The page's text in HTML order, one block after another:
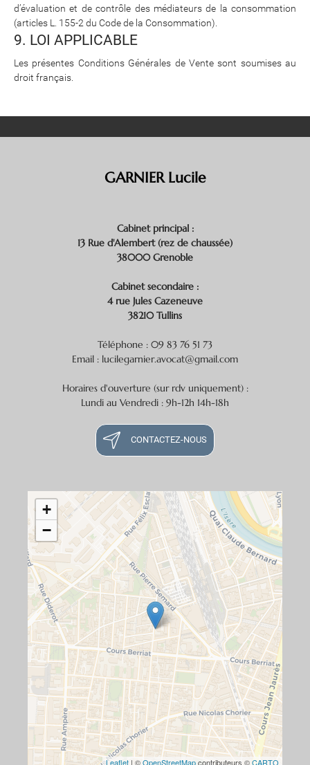
d’évaluation et de contrôle des médiateurs de la consommation
(articles L. 155-2 du Code de la Consommation).
9. LOI APPLICABLE
Les présentes Conditions Générales de Vente sont soumises au
droit français.
GARNIER Lucile
Cabinet principal :
13 Rue d'Alembert (rez de chaussée)
38000 Grenoble
Cabinet secondaire :
4 rue Jules Cazeneuve
38210 Tullins
Téléphone : 09 83 76 51 73
Email : lucilegarnier.avocat@gmail.com
Horaires d'ouverture (sur rdv uniquement) :
Lundi au Vendredi : 9h-12h 14h-18h
CONTACTEZ-NOUS
+
−
Leaflet | ©OpenStreetMapcontributeurs ©CARTO